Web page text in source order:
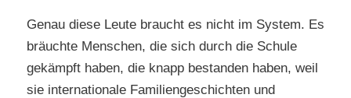
Genau diese Leute braucht es nicht im System. Es
bräuchte Menschen, die sich durch die Schule
gekämpft haben, die knapp bestanden haben, weil
sie internationale Familiengeschichten und